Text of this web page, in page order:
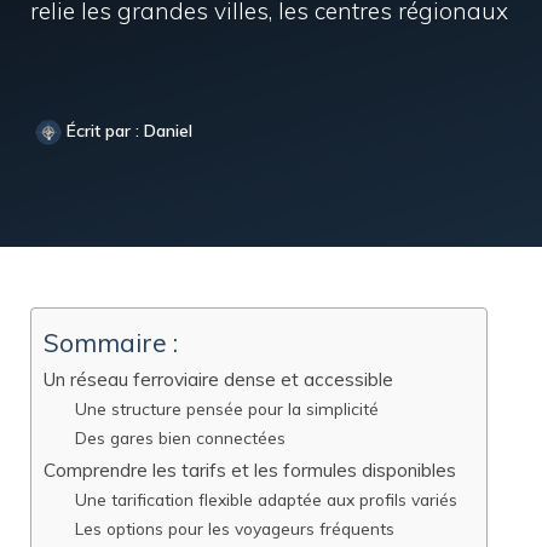
relie les grandes villes, les centres régionaux
Écrit par : Daniel
Sommaire :
Un réseau ferroviaire dense et accessible
Une structure pensée pour la simplicité
Des gares bien connectées
Comprendre les tarifs et les formules disponibles
Une tarification flexible adaptée aux profils variés
Les options pour les voyageurs fréquents